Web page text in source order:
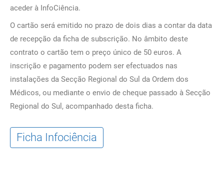
aceder à InfoCiência.
O cartão será emitido no prazo de dois dias a contar da data
de recepção da ficha de subscrição. No âmbito deste
contrato o cartão tem o preço único de 50 euros. A
inscrição e pagamento podem ser efectuados nas
instalações da Secção Regional do Sul da Ordem dos
Médicos, ou mediante o envio de cheque passado à Secção
Regional do Sul, acompanhado desta ficha.
Ficha Infociência